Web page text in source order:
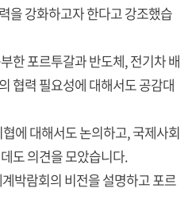
을 강화하고자 한다고 강조했습
한 포르투갈과 반도체, 전기차 배
협력 필요성에 대해서도 공감대
에 대해서도 논의하고, 국제사회
도 의견을 모았습니다.
박람회의 비전을 설명하고 포르